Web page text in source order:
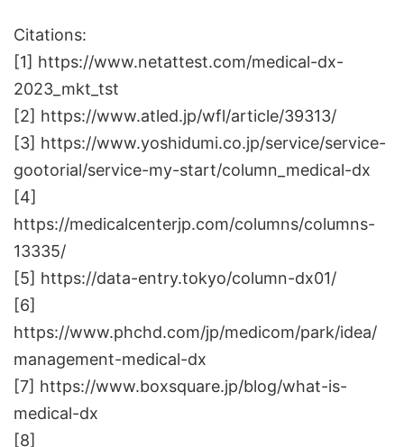
Citations:
[1] https://www.netattest.com/medical-dx-
2023_mkt_tst
[2] https://www.atled.jp/wfl/article/39313/
[3] https://www.yoshidumi.co.jp/service/service-
gootorial/service-my-start/column_medical-dx
[4]
https://medicalcenterjp.com/columns/columns-
13335/
[5] https://data-entry.tokyo/column-dx01/
[6]
https://www.phchd.com/jp/medicom/park/idea/
management-medical-dx
[7] https://www.boxsquare.jp/blog/what-is-
medical-dx
[8]